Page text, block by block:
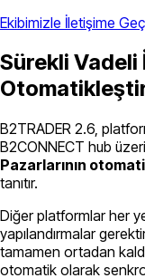
Ekibimizle İletişime
Sürekli Vadeli
B2TRADER 2.6,
B2CONNECT hub
Pazarlarının
tanıtır.
Diğer platformlar her
yapılandırmalar
tamamen ortadan
otomatik olarak